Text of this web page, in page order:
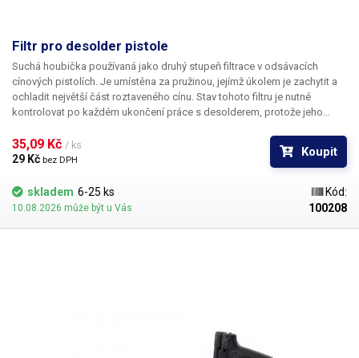
Filtr pro desolder pistole
Suchá houbička používaná jako druhý stupeň filtrace v odsávacích
cínových pistolích. Je umístěna za pružinou, jejímž úkolem je zachytit a
ochladit největší část roztaveného cínu. Stav tohoto filtru je nutné
kontrolovat po každém ukončení práce s desolderem, protože jeho
35,09 Kč / ks
29 Kč bez DPH
Koupit
skladem 6-25 ks
10.08.2026 může být u Vás
Kód:
100208